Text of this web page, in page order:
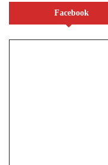
Facebook